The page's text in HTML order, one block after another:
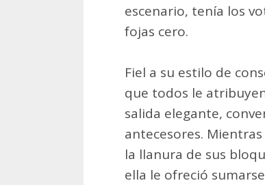
escenario, tenía los
fojas cero.
Fiel a su estilo de
que todos le
salida elegante,
antecesores.
la llanura de sus
ella le ofreció